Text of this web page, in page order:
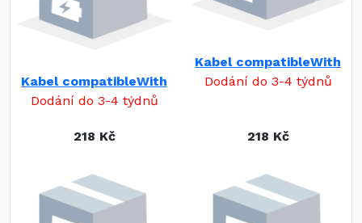
Kabel compatibleWith
Dodání do 3-4 týdnů
218 Kč
Kabel compatibleWith
Dodání do 3-4 týdnů
218 Kč